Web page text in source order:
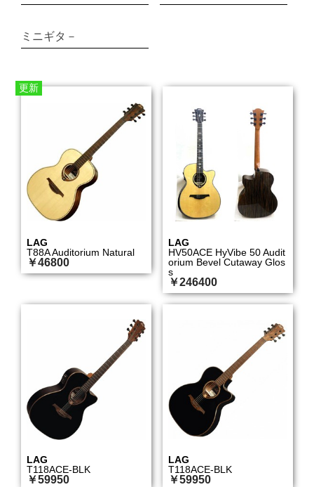
ミニギタ－
更新
LAG
T88A Auditorium Natural
￥46800
LAG
HV50ACE HyVibe 50 Audit
orium Bevel Cutaway Glos
s
￥246400
LAG
T118ACE-BLK
￥59950
LAG
T118ACE-BLK
￥59950